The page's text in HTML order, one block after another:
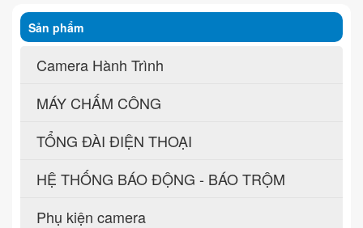
Sản phẩm
Camera Hành Trình
MÁY CHẤM CÔNG
TỔNG ĐÀI ĐIỆN THOẠI
HỆ THỐNG BÁO ĐỘNG - BÁO TRỘM
Phụ kiện camera